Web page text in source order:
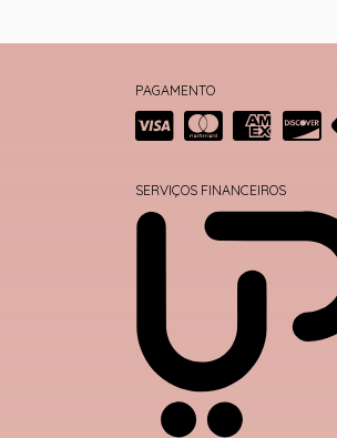
PAGAMENTO
SERVIÇOS FINANCEIROS